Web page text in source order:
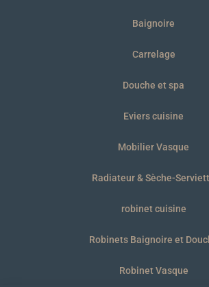
Baignoire
Carrelage
Douche et spa
Eviers cuisine
Mobilier Vasque
Radiateur & Sèche-
robinet cuisine
Robinets Baignoire et
Robinet Vasque